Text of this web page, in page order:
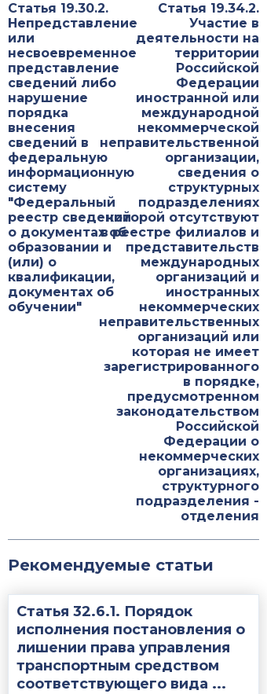
Статья 19.30.2.
Непредставление
или
несвоевременное
представление
сведений либо
нарушение
порядка
внесения
сведений в
федеральную
информационную
систему
"Федеральный
реестр сведений
о документах об
образовании и
(или) о
квалификации,
документах об
обучении"
Статья 19.34.2.
Участие в
деятельности на
территории
Российской
Федерации
иностранной или
международной
некоммерческой
неправительственной
организации,
сведения о
структурных
подразделениях
которой отсутствуют
в реестре филиалов и
представительств
международных
организаций и
иностранных
некоммерческих
неправительственных
организаций или
которая не имеет
зарегистрированного
в порядке,
предусмотренном
законодательством
Российской
Федерации о
некоммерческих
организациях,
структурного
подразделения -
отделения
Рекомендуемые статьи
Статья 32.6.1. Порядок
исполнения постановления о
лишении права управления
транспортным средством
соответствующего вида ...